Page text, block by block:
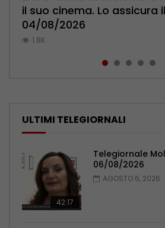
il suo cinema. Lo assicura
04/08/2026
1.8K
Pensionati: più relazioni e
prossimità – 04/08/2026
1.1K
l’ambulatorio per curare
– 06/08/2026
1K
Polizia: impegno nel
– 05/08/2026
1K
pronuncia sul
06/08/2026
831
ULTIMI TELEGIORNALI
42:17
Telegiornale
06/08/2026
AGOSTO 6, 2026